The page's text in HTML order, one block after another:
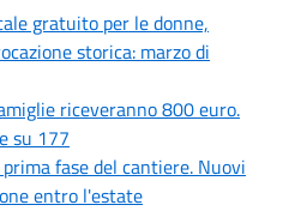
gratuito per le donne,
storica: marzo di
riceveranno 800 euro.
su 177
fase del cantiere. Nuovi
entro l'estate